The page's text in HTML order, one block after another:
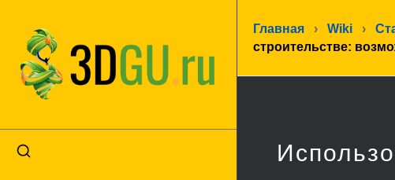
Главная › Wiki ›
строительстве: